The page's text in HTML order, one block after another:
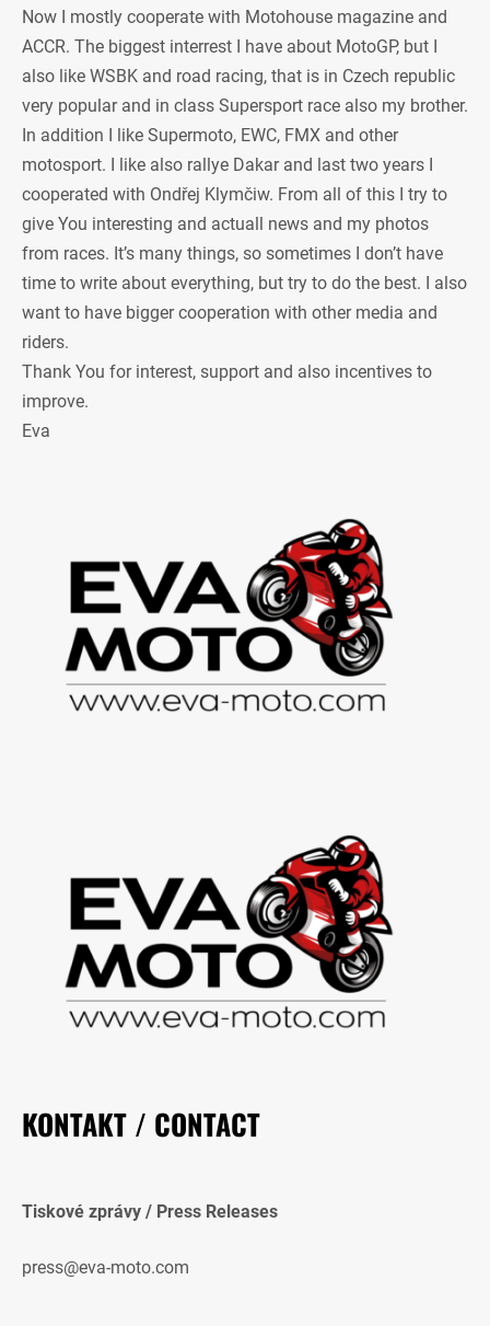
Now I mostly cooperate with Motohouse magazine and
ACCR. The biggest interrest I have about MotoGP, but I
also like WSBK and road racing, that is in Czech republic
very popular and in class Supersport race also my brother.
In addition I like Supermoto, EWC, FMX and other
motosport. I like also rallye Dakar and last two years I
cooperated with Ondřej Klymčiw. From all of this I try to
give You interesting and actuall news and my photos
from races. It’s many things, so sometimes I don’t have
time to write about everything, but try to do the best. I also
want to have bigger cooperation with other media and
riders.
Thank You for interest, support and also incentives to
improve.
Eva
KONTAKT / CONTACT
Tiskové zprávy / Press Releases
press@eva-moto.com